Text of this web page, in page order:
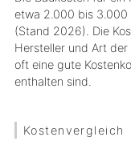
etwa 2.000 bis 3.000
(Stand 2026). Die
Hersteller und Art
oft eine gute
enthalten sind.
Kostenvergleich